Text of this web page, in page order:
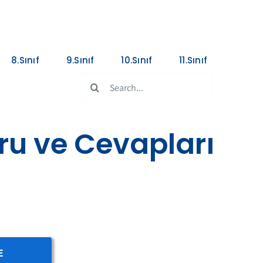
8.Sınıf 9.Sınıf 10.Sınıf
11.Sınıf
ve Cevapları